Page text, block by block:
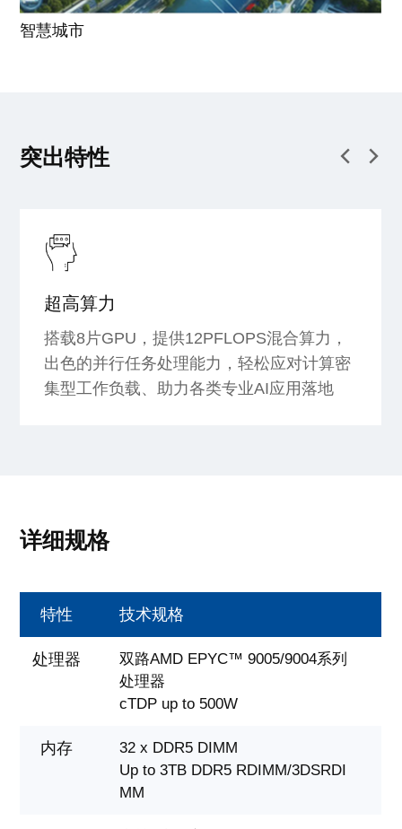
智慧城市
突出特性
超高算力
搭载8片GPU，提供12PFLOPS混合算力，
出色的并行任务处理能力，轻松应对计算密
集型工作负载、助力各类专业AI应用落地
详细规格
特性 技术规格
处理器
双路AMD EPYC™ 9005/9004系列
处理器
cTDP up to 500W
内存
32 x DDR5 DIMM
Up to 3TB DDR5 RDIMM/3DSRDI
MM